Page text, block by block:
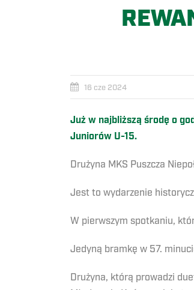
16 cze 2024
Już w najbliższą środę o
Juniorów U-15.
Drużyna MKS Puszcza
Jest to wydarzenie
W pierwszym spotkaniu,
Jedyną bramkę w 57.
Drużyna, którą prowadzi